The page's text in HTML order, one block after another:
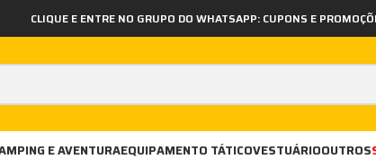
CLIQUE E ENTRE NO GRUPO DO WHATSAPP: CUPONS E
E AVENTURAEQUIPAMENTO TÁTICOVESTUÁRIOOUTROS